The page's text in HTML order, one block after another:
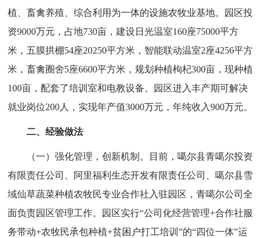
植、畜禽养殖、综合利用为一体的设施农牧业基地。园区投
资9000万元，占地730亩，建设日光温室160座75000平方
米，五膜拱棚54座20250平方米，智能联动温室2座4256平方
米，畜禽圈舍5座6600平方米，规划种植枸杞300亩，现种植
100亩，配套了培训室和电教设备。园区进入丰产期可解决
就业岗位200人，实现年产值3000万元，年纯收入900万元。
二、经验做法
（一）强化管理，创新机制。目前，噶尔县青噶尔投资
有限责任公司、阿里福利生态开发有限责任公司、噶尔县雪
域仙草蔬菜种植农牧民专业合作社入驻园区，青噶尔公司全
面负责园区管理工作。园区实行“公司化经营管理+合作社服
务带动+农牧民承包种植+贫困户打工培训”的“四位一体”运